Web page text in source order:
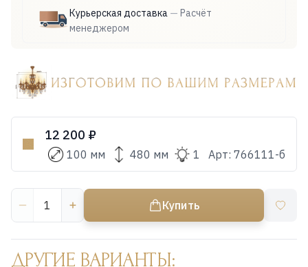
Курьерская доставка — Расчёт
менеджером
12 200 ₽
100 мм 480 мм 1 Арт: 766111-б
Купить
ДРУГИЕ ВАРИАНТЫ: